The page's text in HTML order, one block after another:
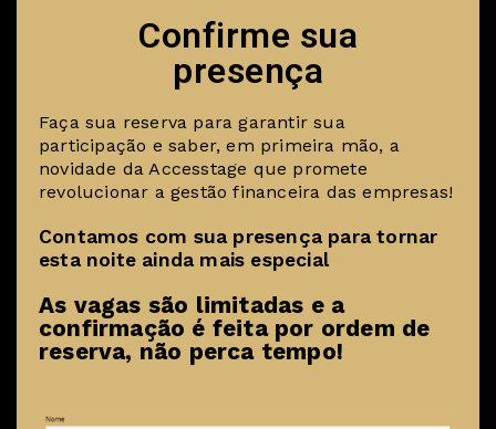
Confirme sua
presença
Faça sua reserva para garantir sua
participação e saber, em primeira mão, a
novidade da Accesstage que promete
revolucionar a gestão financeira das empresas!
Contamos com sua presença para tornar
esta noite ainda mais especial
As vagas são limitadas e a
confirmação é feita por ordem de
reserva, não perca tempo!